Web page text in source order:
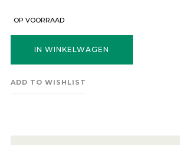
OP VOORRAAD
IN WINKELWAGEN
ADD TO WISHLIST